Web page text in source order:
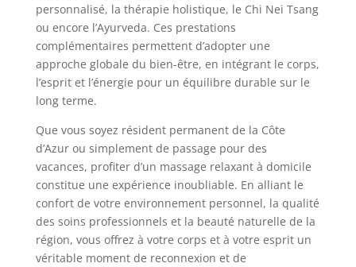
personnalisé, la thérapie holistique, le Chi Nei Tsang
ou encore l’Ayurveda. Ces prestations
complémentaires permettent d’adopter une
approche globale du bien-être, en intégrant le corps,
l’esprit et l’énergie pour un équilibre durable sur le
long terme.
Que vous soyez résident permanent de la Côte
d’Azur ou simplement de passage pour des
vacances, profiter d’un massage relaxant à domicile
constitue une expérience inoubliable. En alliant le
confort de votre environnement personnel, la qualité
des soins professionnels et la beauté naturelle de la
région, vous offrez à votre corps et à votre esprit un
véritable moment de reconnexion et de